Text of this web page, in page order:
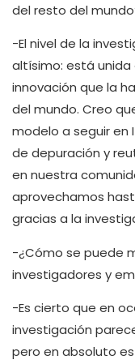
del resto del
-El nivel de la
altísimo: está
innovación que la
del mundo. Creo
modelo a seguir en
de depuración y
en nuestra
aprovechamos
gracias a la
-¿Cómo se puede
investigadores y
-Es cierto que en
investigación
pero en absoluto